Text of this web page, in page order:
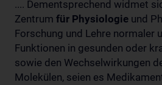
.... Dementsprechend widmet
Zentrum für Physiologie und
Forschung und Lehre normaler
Funktionen in gesunden oder
sowie den Wechselwirkungen
Molekülen, seien es